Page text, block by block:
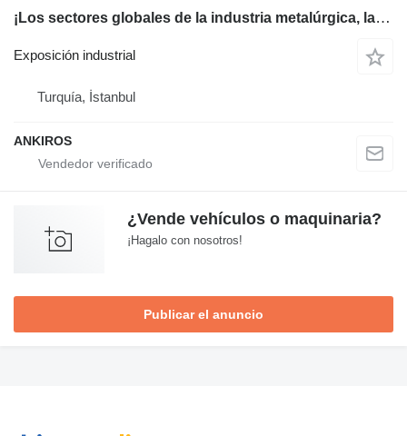
¡Los sectores globales de la industria metalúrgica, la fundición, el hierro y el acero y los metales no ferrosos se reúnen en esta feria!
Exposición industrial
Turquía, İstanbul
ANKIROS
¿Vende vehículos o maquinaria?
¡Hagalo con nosotros!
Publicar el anuncio